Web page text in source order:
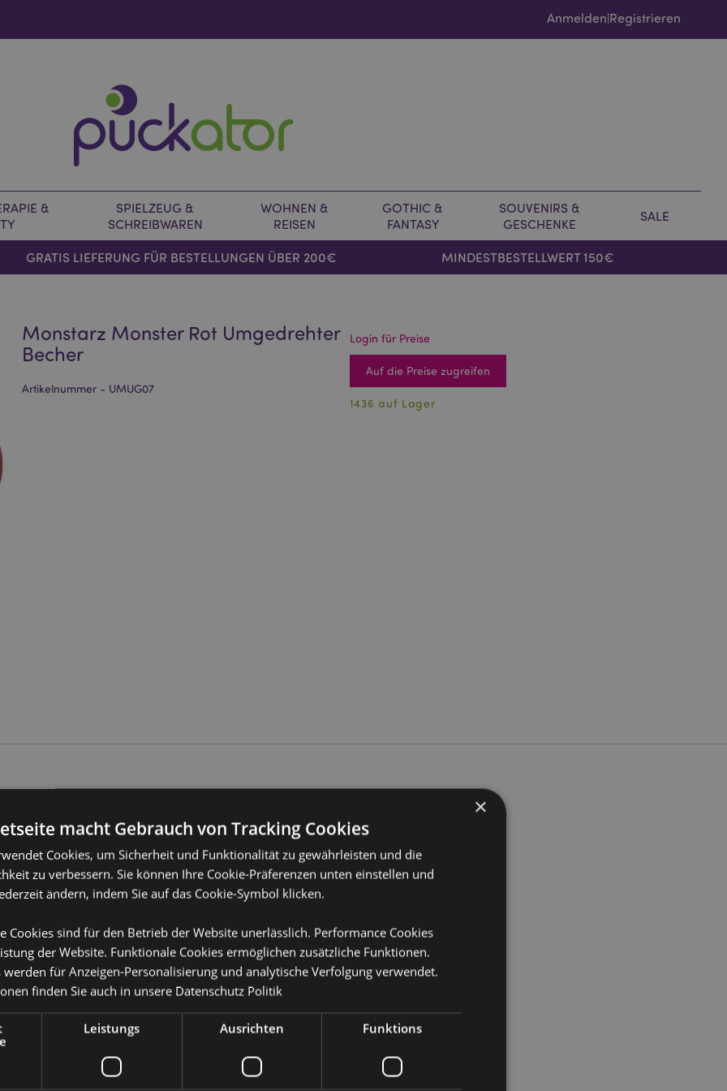
Anmelden|Registrieren
&
SPIELZEUG &
SCHREIBWAREN
WOHNEN &
REISEN
GOTHIC &
FANTASY
SOUVENIRS &
GESCHENKE
SALE
GRATIS LIEFERUNG FÜR BESTELLUNGEN ÜBER 200€ MINDESTBESTELLWERT 150€
Monstarz Monster Rot Umgedrehter
Becher
Artikelnummer - UMUG07
Login für Preise
Auf die Preise zugreifen
1436 auf Lager
erfahren?
Information
Abmessungen Höhe 12cm Breite 14.5cm Tiefe 10.5cm
EAN-Nummer 5055071763052
Kartonmenge 24
Gewicht (kg) 0.470000
IM SALE Keine
NEU
PROMO
×
macht Gebrauch von Tracking Cookies
Cookies, um Sicherheit und Funktionalität zu gewährleisten und die
zu verbessern. Sie können Ihre Cookie-Präferenzen unten einstellen und
ändern, indem Sie auf das Cookie-Symbol klicken.
Cookies sind für den Betrieb der Website unerlässlich. Performance Cookies
der Website. Funktionale Cookies ermöglichen zusätzliche Funktionen.
werden für Anzeigen-Personalisierung und analytische Verfolgung verwendet.
finden Sie auch in unsere Datenschutz Politik
Leistungs Ausrichten Funktions